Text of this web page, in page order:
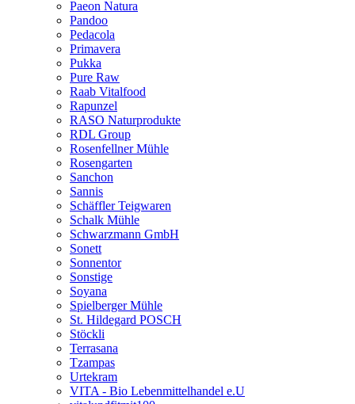
Paeon Natura
Pandoo
Pedacola
Primavera
Pukka
Pure Raw
Raab Vitalfood
Rapunzel
RASO Naturprodukte
RDL Group
Rosenfellner Mühle
Rosengarten
Sanchon
Sannis
Schäffler Teigwaren
Schalk Mühle
Schwarzmann GmbH
Sonett
Sonnentor
Sonstige
Soyana
Spielberger Mühle
St. Hildegard POSCH
Stöckli
Terrasana
Tzampas
Urtekram
VITA - Bio Lebenmittelhandel e.U